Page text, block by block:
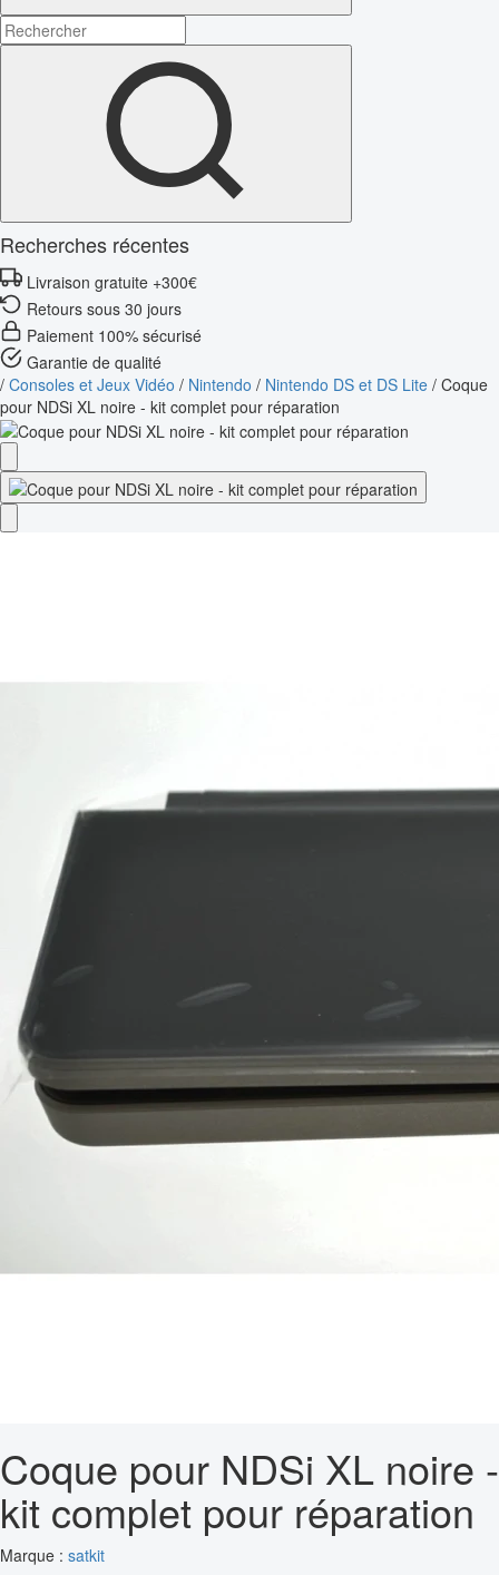
Recherches récentes
Livraison gratuite +300€
Retours sous 30 jours
Paiement 100% sécurisé
Garantie de qualité
/ Consoles et Jeux Vidéo / Nintendo / Nintendo DS et DS Lite / Coque
pour NDSi XL noire - kit complet pour réparation
Coque pour NDSi XL noire -
kit complet pour réparation
Marque : satkit